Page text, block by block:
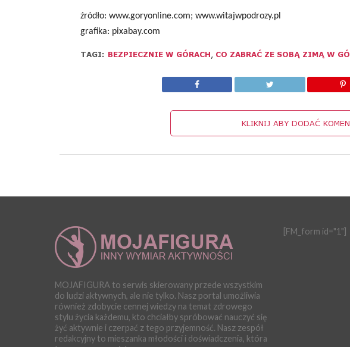
źródło: www.goryonline.com; www.witajwpodrozy.pl
grafika: pixabay.com
TAGI: BEZPIECZNIE W GÓRACH, CO ZABRAĆ ZE SOBĄ ZIMĄ W
KLIKNIJ ABY DODAĆ
MOJAFIGURA to serwis skierowany przede wszystkim
do ludzi aktywnych, ale nie tylko. Nasz portal umożliwia
również zdobycie cennej wiedzy na temat zdrowego
stylu życia każdemu, kto chciałby spróbować nauczyć się
żyć aktywnie i czerpać z tego przyjemność. Nasz zespół
redakcyjny to mieszanka młodości i doświadczenia, która
[FM_form id="1"]